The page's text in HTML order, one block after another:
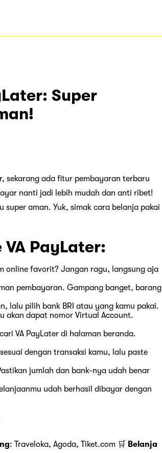
Super
sekarang ada fitur pembayaran terbaru
nanti jadi lebih mudah dan anti ribet!
aman. Yuk, simak cara belanja pakai
PayLater:
online favorit? Jangan ragu, langsung aja
pembayaran. Gampang banget, barang
lalu pilih bank BRI atau yang kamu pakai.
akan dapat nomor Virtual Account.
VA PayLater di halaman beranda.
dengan transaksi kamu, lalu paste
jumlah dan bank-nya udah benar
udah berhasil dibayar dengan
: Traveloka, Agoda, Tiket.com 🛒 Belanja